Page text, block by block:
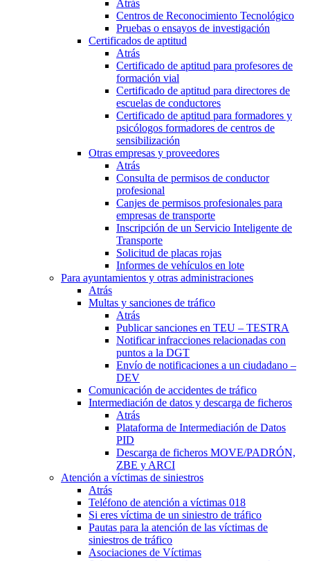
Atrás
Centros de Reconocimiento Tecnológico
Pruebas o ensayos de investigación
Certificados de aptitud
Atrás
Certificado de aptitud para profesores de
formación vial
Certificado de aptitud para directores de
escuelas de conductores
Certificado de aptitud para formadores y
psicólogos formadores de centros de
sensibilización
Otras empresas y proveedores
Atrás
Consulta de permisos de conductor
profesional
Canjes de permisos profesionales para
empresas de transporte
Inscripción de un Servicio Inteligente de
Transporte
Solicitud de placas rojas
Informes de vehículos en lote
Para ayuntamientos y otras administraciones
Atrás
Multas y sanciones de tráfico
Atrás
Publicar sanciones en TEU – TESTRA
Notificar infracciones relacionadas con
puntos a la DGT
Envío de notificaciones a un ciudadano –
DEV
Comunicación de accidentes de tráfico
Intermediación de datos y descarga de ficheros
Atrás
Plataforma de Intermediación de Datos
PID
Descarga de ficheros MOVE/PADRÓN,
ZBE y ARCI
Atención a víctimas de siniestros
Atrás
Teléfono de atención a víctimas 018
Si eres víctima de un siniestro de tráfico
Pautas para la atención de las víctimas de
siniestros de tráfico
Asociaciones de Víctimas